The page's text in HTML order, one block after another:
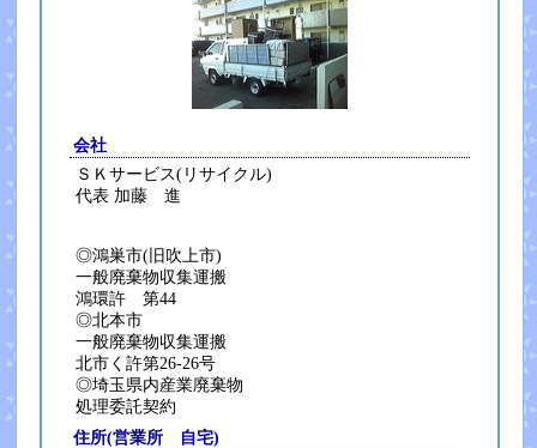
会社
ＳＫサービス(リサイクル)
代表 加藤 進
◎鴻巣市(旧吹上市)
一般廃棄物収集運搬
鴻環許 第44
◎北本市
一般廃棄物収集運搬
北市く許第26-26号
◎埼玉県内産業廃棄物
処理委託契約
住所(営業所 自宅)